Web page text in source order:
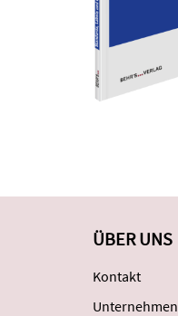
ÜBER UNS
Kontakt
Unternehmen